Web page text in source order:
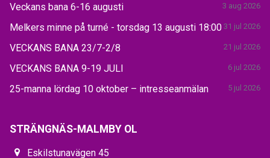
Veckans bana 6-16 augusti 3 aug 2026
Melkers minne på turné - torsdag 13 augusti 18:00 31 jul 2026
VECKANS BANA 23/7-2/8 21 jul 2026
VECKANS BANA 9-19 JULI 6 jul 2026
25-manna lördag 10 oktober – intresseanmälan 5 jul 2026
STRÄNGNÄS-MALMBY OL
Eskilstunavägen 45